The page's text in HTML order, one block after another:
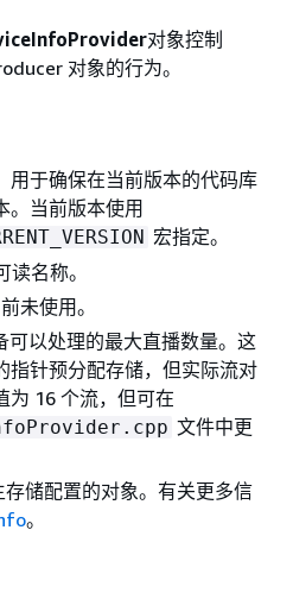
对象控制
对象的行为。
用于确保在当前版本的代码库
。当前版本使用
宏指定。
名称。
未使用。
以处理的最大直播数量。这
指针预分配存储，但实际流对
为 16 个流，但可在
文件中更
存储配置的对象。有关更多信
。